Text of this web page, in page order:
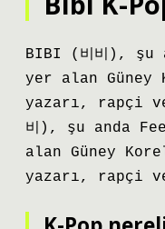
BIBI (비비), şu
yer alan
yazarı, rapçi
비), şu anda
alan Güney
yazarı, rapçi